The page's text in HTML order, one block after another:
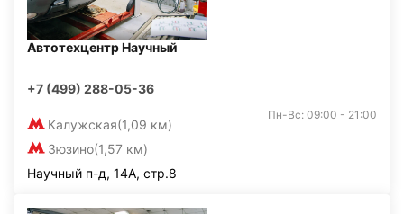
Автотехцентр Научный
+7 (499) 288-05-36
Калужская(1,09 км)
Зюзино(1,57 км)
Пн-Вс: 09:00 - 21:00
Научный п-д, 14А, стр.8